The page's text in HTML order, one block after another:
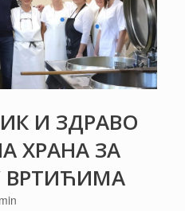
И ЗДРАВО
ХРАНА ЗА